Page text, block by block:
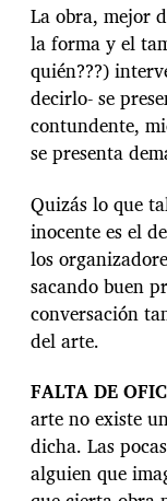
La obra, mejor
la forma y el
quién???)
decirlo- se
contundente,
se presenta
Quizás lo que
inocente es el
los
sacando buen
conversación
del arte.
FALTA DE
arte no existe
dicha. Las
alguien que